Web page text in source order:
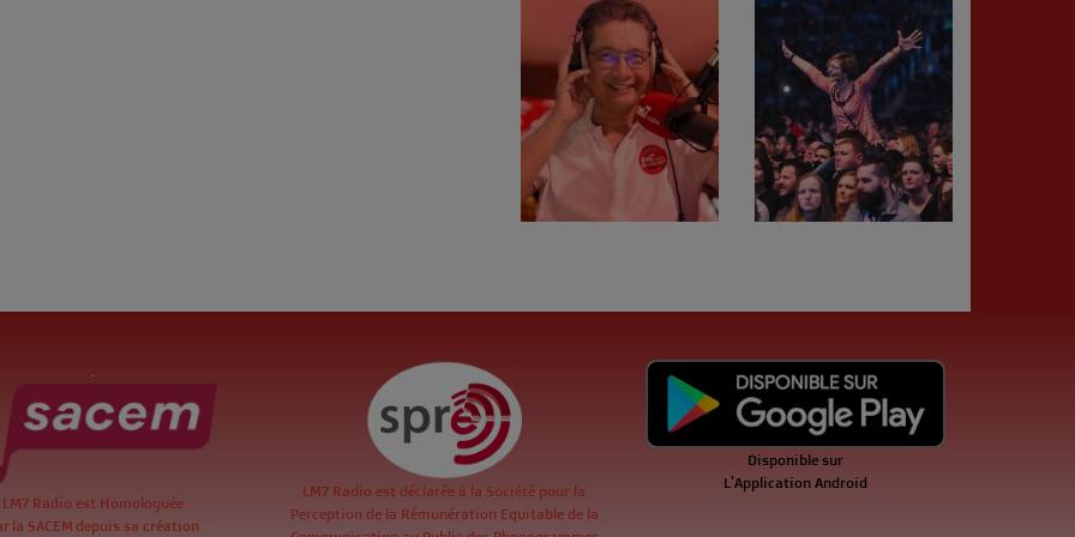
LM7 Radio est Homologuée
la SACEM depuis sa création
LM7 Radio est déclarée à la Société pour la
Perception de la Rémunération Equitable de la
Disponible sur
L'Application Android